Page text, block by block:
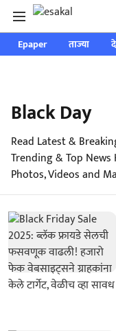
Epaper ताज्या
Black Day
Read Latest &
Trending & Top
Photos, Videos and